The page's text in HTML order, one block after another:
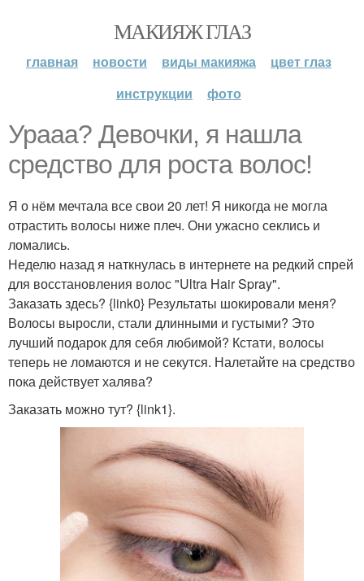
МАКИЯЖ ГЛАЗ
главная новости виды макияжа
цвет глаз
инструкции
фото
Ураaa? Дeвочки, я нашла
средство для роста волос!
Я о нём мечтала все свои 20 лет! Я никогда не могла
отрастить волосы ниже плеч. Они ужасно секлись и
ломались.
Неделю назад я наткнулась в интернете на редкий спрей
для восстановления волос "Ultra Hair Spray".
Заказать здесь? {link0} Результаты шокировали меня?
Волосы выросли, стали длинными и густыми? Это
лучший подарок для себя любимой? Кстати, волосы
теперь не ломаются и не секутся. Налетайте на средство
пока действует халява?
Заказать можно тут? {link1}.